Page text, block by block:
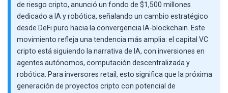
de riesgo cripto, anunció un fondo de $1,500 millones
dedicado a IA y robótica, señalando un cambio estratégico
desde DeFi puro hacia la convergencia IA-blockchain. Este
movimiento refleja una tendencia más amplia: el capital VC
cripto está siguiendo la narrativa de IA, con inversiones en
agentes autónomos, computación descentralizada y
robótica. Para inversores retail, esto significa que la próxima
generación de proyectos cripto con potencial de